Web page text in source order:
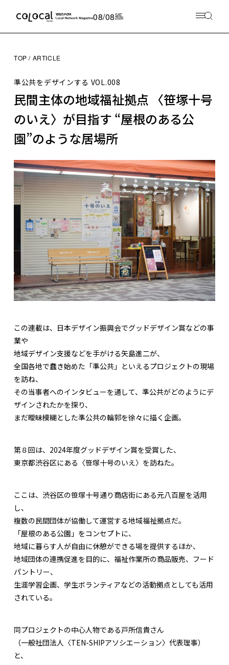
08/08SAT
2026
TOP ARTICLE
準公共をデザインする VOL.008
民間主体の地域福祉拠点 〈笹塚十号
のいえ〉が目指す “屋根のある公
園”のような居場所
この連載は、日本デザイン振興会でグッドデザイン賞などの事
業や
地域デザイン支援などを手がける矢島進二が、
全国各地で蠢き始めた「準公共」といえるプロジェクトの現場
を訪ね、
その当事者へのインタビューを通して、準公共がどのようにデ
ザインされたかを探り、
まだ曖昧模糊とした準公共の輪郭を徐々に描く企画。
第８回は、2024年度グッドデザイン賞を受賞した、
東京都渋谷区にある〈笹塚十号のいえ〉を訪ねた。
ここは、渋谷区の笹塚十号通り商店街にある元八百屋を活用
し、
複数の民間団体が協働して運営する地域福祉拠点だ。
「屋根のある公園」をコンセプトに、
地域に暮らす人が自由に休憩ができる場を提供するほか、
地域団体の連携促進を目的に、福祉作業所の商品販売、フード
パントリー、
生涯学習企画、学生ボランティアなどの活動拠点としても活用
されている。
同プロジェクトの中心人物である戸所信貴さん
（一般社団法人〈TEN-SHIPアソシエーション〉代表理事）
と、